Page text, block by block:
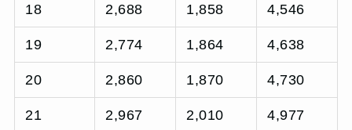
18 2,688 1,858 4,546
19 2,774 1,864 4,638
20 2,860 1,870 4,730
21 2,967 2,010 4,977